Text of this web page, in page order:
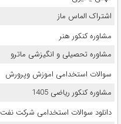
اشتراک الماس ماز
مشاوره کنکور هنر
مشاوره تحصیلی و انگیزشی ماترو
سوالات استخدامی اموزش وپرورش
مشاوره کنکور ریاضی 1405
دانلود سوالات استخدامی شرکت نفت